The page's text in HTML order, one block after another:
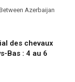
Azerbaijan
des chevaux
Bas : 4 au 6